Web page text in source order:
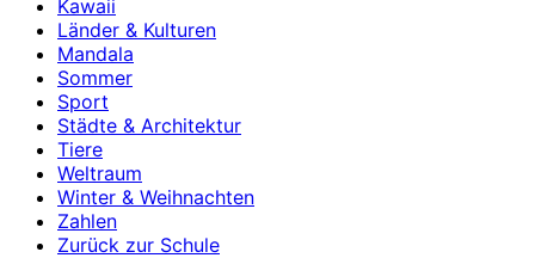
Kawaii
Länder & Kulturen
Mandala
Sommer
Sport
Städte & Architektur
Tiere
Weltraum
Winter & Weihnachten
Zahlen
Zurück zur Schule